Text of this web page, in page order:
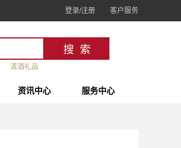
登录/注册 客户服务
清酒礼品
资讯中心 服务中心